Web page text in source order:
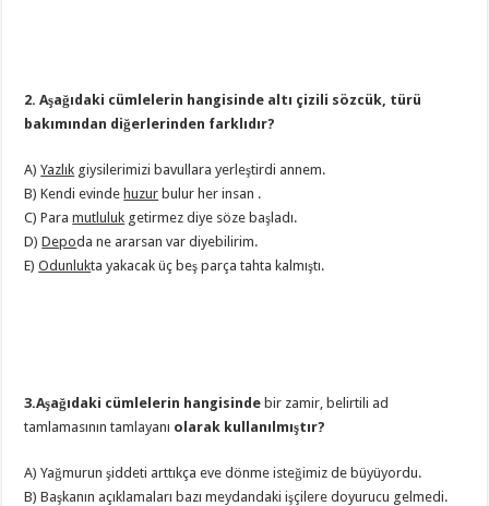
2. Aşağıdaki cümlelerin hangisinde altı çizili sözcük, türü
bakımından diğerlerinden farklıdır?
A)Yazlık giysilerimizi bavullara yerleştirdi annem.
B) Kendi evinde huzur bulur her insan .
C) Paramutluluk getirmez diye söze başladı.
D)Depoda ne ararsan var diyebilirim.
E)Odunlukta yakacak üç beş parça tahta kalmıştı.
3.Aşağıdaki cümlelerin hangisinde bir zamir, belirtili ad
tamlamasının tamlayanı olarak kullanılmıştır?
A) Yağmurun şiddeti arttıkça eve dönme isteğimiz de büyüyordu.
B) Başkanın açıklamaları bazı meydandaki işçilere doyurucu gelmedi.